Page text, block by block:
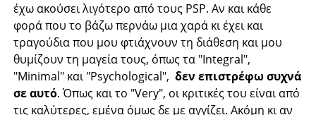
έχω ακούσει λιγότερο από τους PSP. Αν και κάθε
φορά που το βάζω περνάω μια χαρά κι έχει και
τραγούδια που μου φτιάχνουν τη διάθεση και μου
θυμίζουν τη μαγεία τους, όπως τα "Integral",
"Minimal" και "Psychological",δεν επιστρέφω συχνά
σε αυτό. Όπως και το "Very", οι κριτικές του είναι από
τις καλύτερες, εμένα όμως δε με αγγίζει. Ακόμη κι αν